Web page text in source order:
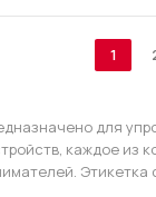
1
для
каждое